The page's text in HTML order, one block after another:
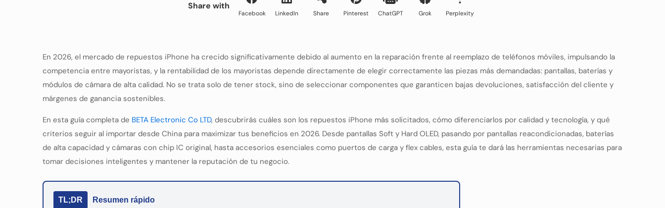
Share with
Facebook LinkedIn Share Pinterest ChatGPT Grok Perplexity
En 2026, el mercado de repuestos iPhone ha crecido significativamente debido al aumento en la reparación frente al reemplazo de teléfonos móviles, impulsando la
competencia entre mayoristas, y la rentabilidad de los mayoristas depende directamente de elegir correctamente las piezas más demandadas: pantallas, baterías y
módulos de cámara de alta calidad. No se trata solo de tener stock, sino de seleccionar componentes que garanticen bajas devoluciones, satisfacción del cliente y
márgenes de ganancia sostenibles.
En esta guía completa de BETA Electronic Co LTD, descubrirás cuáles son los repuestos iPhone más solicitados, cómo diferenciarlos por calidad y tecnología, y qué
criterios seguir al importar desde China para maximizar tus beneficios en 2026. Desde pantallas Soft y Hard OLED, pasando por pantallas reacondicionadas, baterías
de alta capacidad y cámaras con chip IC original, hasta accesorios esenciales como puertos de carga y flex cables, esta guía te dará las herramientas necesarias para
tomar decisiones inteligentes y mantener la reputación de tu negocio.
TL;DR Resumen rápido